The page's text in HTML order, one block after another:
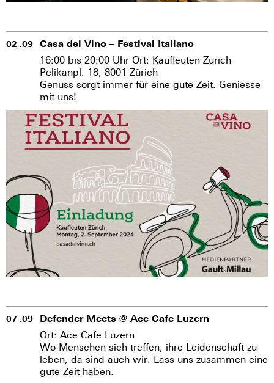
02 .09 Casa del Vino – Festival Italiano
16:00 bis 20:00 Uhr Ort: Kaufleuten Zürich
Pelikanpl. 18, 8001 Zürich
Genuss sorgt immer für eine gute Zeit. Geniesse
mit uns!
07 .09 Defender Meets @ Ace Cafe Luzern
Ort: Ace Cafe Luzern
Wo Menschen sich treffen, ihre Leidenschaft zu
leben, da sind auch wir. Lass uns zusammen eine
gute Zeit haben.